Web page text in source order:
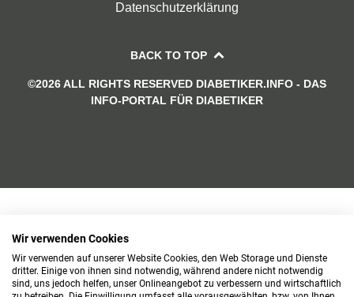
Datenschutzerklärung
BACK TO TOP
©2026 ALL RIGHTS RESERVED DIABETIKER.INFO - DAS
INFO-PORTAL FÜR DIABETIKER
Wir verwenden Cookies
Wir verwenden auf unserer Website Cookies, den Web Storage und Dienste
dritter. Einige von ihnen sind notwendig, während andere nicht notwendig
sind, uns jedoch helfen, unser Onlineangebot zu verbessern und wirtschaftlich